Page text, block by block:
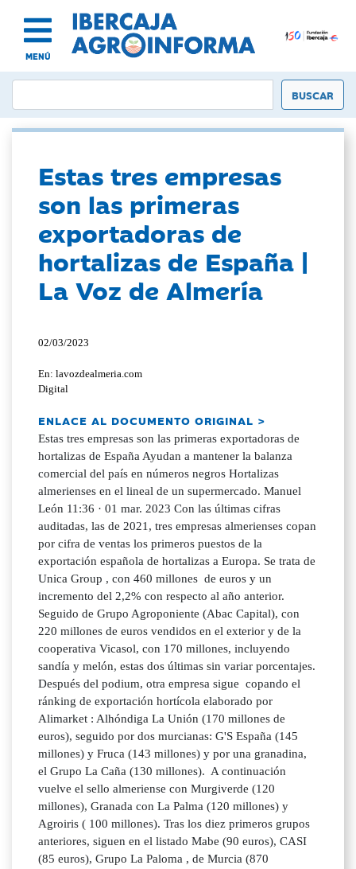
MENÚ
Estas tres empresas
son las primeras
exportadoras de
hortalizas de España |
La Voz de Almería
02/03/2023
En: lavozdealmeria.com
Digital
ENLACE AL DOCUMENTO ORIGINAL >
Estas tres empresas son las primeras exportadoras de
hortalizas de España Ayudan a mantener la balanza
comercial del país en números negros Hortalizas
almerienses en el lineal de un supermercado. Manuel
León 11:36 · 01 mar. 2023 Con las últimas cifras
auditadas, las de 2021, tres empresas almerienses copan
por cifra de ventas los primeros puestos de la
exportación española de hortalizas a Europa. Se trata de
Unica Group , con 460 millones de euros y un
incremento del 2,2% con respecto al año anterior.
Seguido de Grupo Agroponiente (Abac Capital), con
220 millones de euros vendidos en el exterior y de la
cooperativa Vicasol, con 170 millones, incluyendo
sandía y melón, estas dos últimas sin variar porcentajes.
Después del podium, otra empresa sigue copando el
ránking de exportación hortícola elaborado por
Alimarket : Alhóndiga La Unión (170 millones de
euros), seguido por dos murcianas: G'S España (145
millones) y Fruca (143 millones) y por una granadina,
el Grupo La Caña (130 millones). A continuación
vuelve el sello almeriense con Murgiverde (120
millones), Granada con La Palma (120 millones) y
Agroiris ( 100 millones). Tras los diez primeros grupos
anteriores, siguen en el listado Mabe (90 euros), CASI
(85 euros), Grupo La Paloma , de Murcia (870